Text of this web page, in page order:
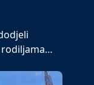
rodiljama…